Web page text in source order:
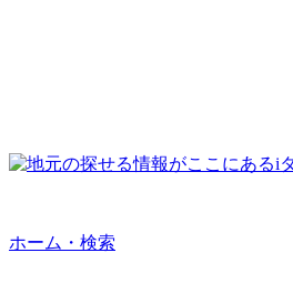
ホーム・検索